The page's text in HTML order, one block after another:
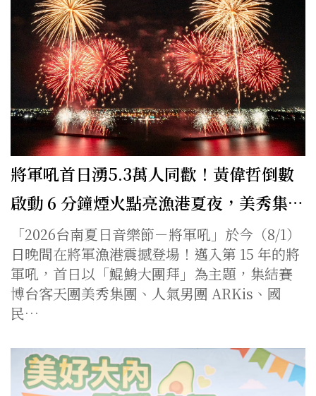
將軍吼首日湧5.3萬人同歡！黃偉哲倒數
啟動 6 分鐘煙火點亮漁港夏夜，美秀集…
「2026台南夏日音樂節－將軍吼」於今（8/1）
日晚間在將軍漁港震撼登場！邁入第 15 年的將
軍吼，首日以「鯤鯓大團拜」為主題，集結賽
博台客天團美秀集團、人氣男團 ARKis、國
民…